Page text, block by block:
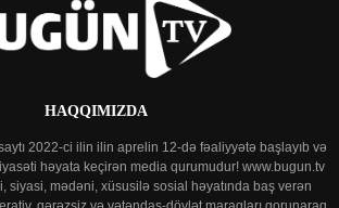
HAQQIMIZDA
2022-ci ilin ilin aprelin 12-də fəaliyyətə başlayıb və
həyata keçirən media qurumudur! www.bugun.tv
siyasi, mədəni, xüsusilə sosial həyatında baş verən